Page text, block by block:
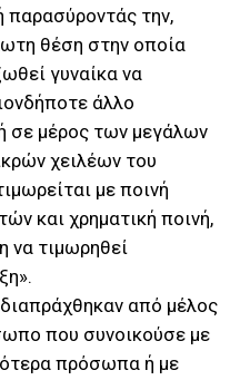
την,
θέση στην οποία
γυναίκα να
άλλο
σε μέρος των μεγάλων
χειλέων του
με ποινή
και χρηματική ποινή,
να τιμωρηθεί
από μέλος
που συνοικούσε με
πρόσωπα ή με